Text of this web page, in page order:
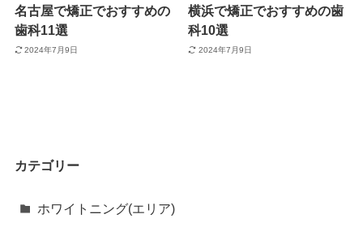
名古屋で矯正でおすすめの
歯科11選
2024年7月9日
横浜で矯正でおすすめの歯
科10選
2024年7月9日
カテゴリー
ホワイトニング(エリア)